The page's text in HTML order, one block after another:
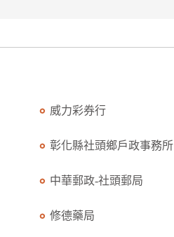
威力彩券行
彰化縣社頭鄉戶政事務所
中華郵政-社頭郵局
修德藥局